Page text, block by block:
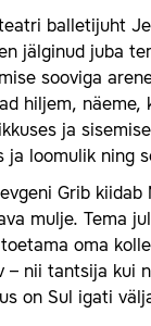
balletijuht
jälginud juba
sooviga
hiljem, näeme,
ja
ja loomulik ning
Grib
mulje. Tema
oma
– nii tantsija kui
on Sul igati